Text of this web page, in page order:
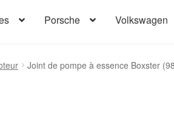
Porsche Volkswagen
Joint de pompe à essence Boxster